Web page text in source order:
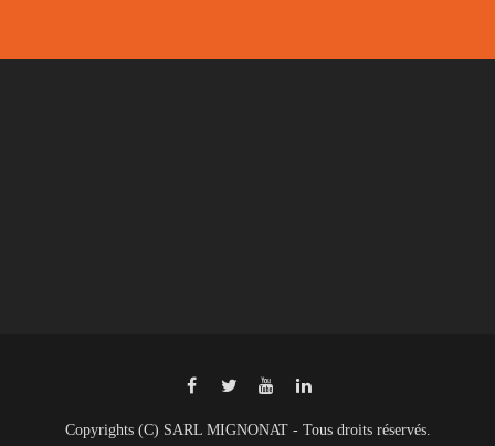
Copyrights (C) SARL MIGNONAT - Tous droits réservés.